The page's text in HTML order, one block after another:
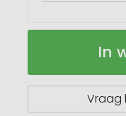
Fairtrade
Lisa
Op
In
Vraag